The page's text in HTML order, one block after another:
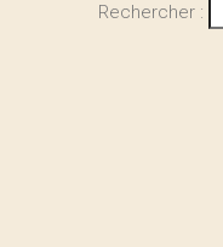
Rechercher :